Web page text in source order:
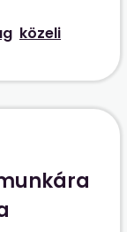
közeli